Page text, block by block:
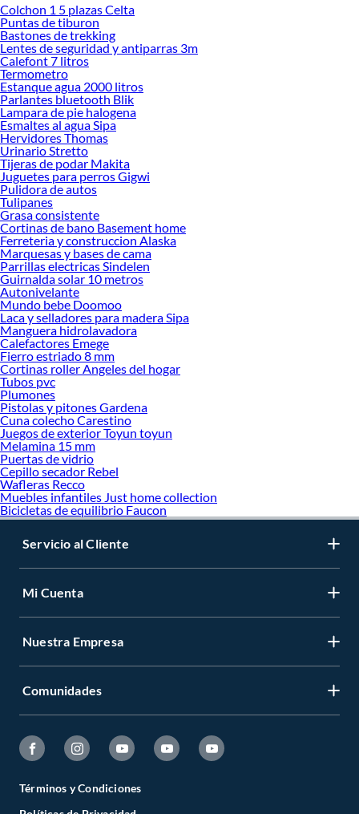
Colchon 1 5 plazas Celta
Puntas de tiburon
Bastones de trekking
Lentes de seguridad y antiparras 3m
Calefont 7 litros
Termometro
Estanque agua 2000 litros
Parlantes bluetooth Blik
Lampara de pie halogena
Esmaltes al agua Sipa
Hervidores Thomas
Urinario Stretto
Tijeras de podar Makita
Juguetes para perros Gigwi
Pulidora de autos
Tulipanes
Grasa consistente
Cortinas de bano Basement home
Ferreteria y construccion Alaska
Marquesas y bases de cama
Parrillas electricas Sindelen
Guirnalda solar 10 metros
Autonivelante
Mundo bebe Doomoo
Laca y selladores para madera Sipa
Manguera hidrolavadora
Calefactores Emege
Fierro estriado 8 mm
Cortinas roller Angeles del hogar
Tubos pvc
Plumones
Pistolas y pitones Gardena
Cuna colecho Carestino
Juegos de exterior Toyun toyun
Melamina 15 mm
Puertas de vidrio
Cepillo secador Rebel
Wafleras Recco
Muebles infantiles Just home collection
Bicicletas de equilibrio Faucon
Servicio al Cliente
Mi Cuenta
Nuestra Empresa
Comunidades
Términos y Condiciones